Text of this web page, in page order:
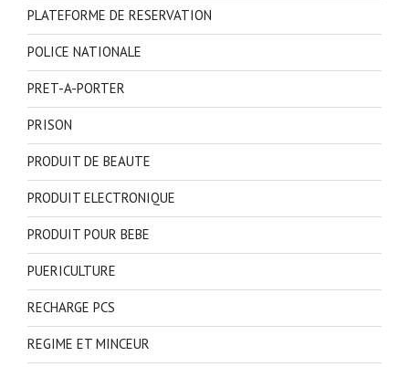
PLATEFORME DE RESERVATION
POLICE NATIONALE
PRET-A-PORTER
PRISON
PRODUIT DE BEAUTE
PRODUIT ELECTRONIQUE
PRODUIT POUR BEBE
PUERICULTURE
RECHARGE PCS
REGIME ET MINCEUR